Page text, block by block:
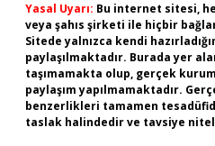
Yasal Uyarı: Bu internet sitesi,
veya şahıs şirketi ile hiçbir
Sitede yalnızca kendi
paylaşılmaktadır. Burada yer
taşımamakta olup, gerçek
paylaşım yapılmamaktadır.
benzerlikleri tamamen
taslak halindedir ve tavsiye